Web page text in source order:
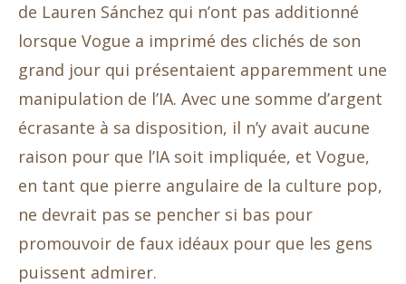
de Lauren Sánchez qui n’ont pas additionné
lorsque Vogue a imprimé des clichés de son
grand jour qui présentaient apparemment une
manipulation de l’IA. Avec une somme d’argent
écrasante à sa disposition, il n’y avait aucune
raison pour que l’IA soit impliquée, et Vogue,
en tant que pierre angulaire de la culture pop,
ne devrait pas se pencher si bas pour
promouvoir de faux idéaux pour que les gens
puissent admirer.